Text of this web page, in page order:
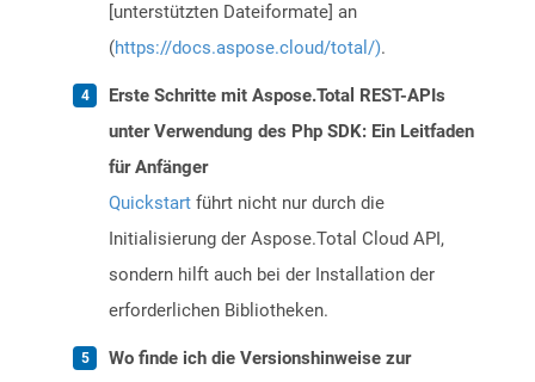
[unterstützten Dateiformate] an
(https://docs.aspose.cloud/total/).
Erste Schritte mit Aspose.Total REST-APIs
unter Verwendung des Php SDK: Ein Leitfaden
für Anfänger
Quickstart führt nicht nur durch die
Initialisierung der Aspose.Total Cloud API,
sondern hilft auch bei der Installation der
erforderlichen Bibliotheken.
Wo finde ich die Versionshinweise zur